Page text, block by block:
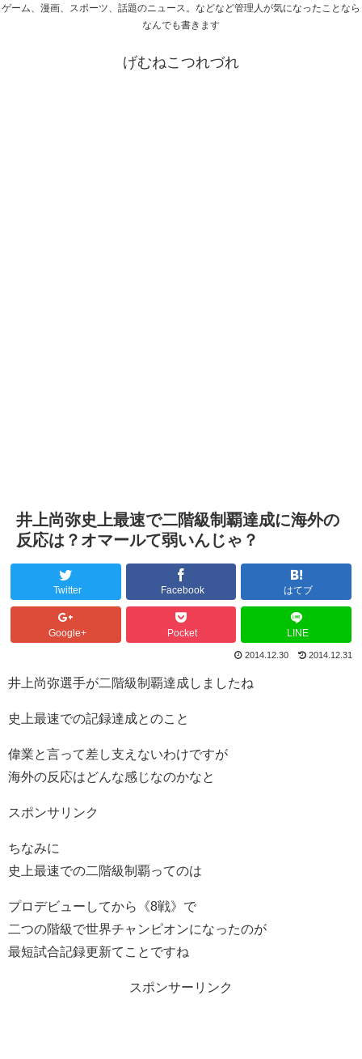
ゲーム、漫画、スポーツ、話題のニュース。などなど管理人が気になったことなら
なんでも書きます
げむねこつれづれ
井上尚弥史上最速で二階級制覇達成に海外の
反応は？オマールて弱いんじゃ？
Twitter Facebook はてブ
Google+ Pocket LINE
2014.12.30 2014.12.31
井上尚弥選手が二階級制覇達成しましたね
史上最速での記録達成とのこと
偉業と言って差し支えないわけですが
海外の反応はどんな感じなのかなと
スポンサリンク
ちなみに
史上最速での二階級制覇ってのは
プロデビューしてから《8戦》で
二つの階級で世界チャンピオンになったのが
最短試合記録更新てことですね
スポンサーリンク